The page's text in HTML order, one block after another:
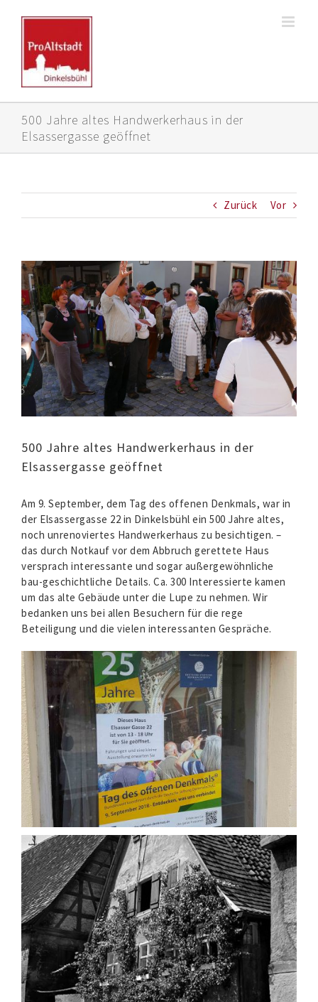
Inhalt
springen
500 Jahre altes Handwerkerhaus in der
Elsassergasse geöffnet
Zurück Vor
Zeige
grösseres
Bild
500 Jahre altes Handwerkerhaus in der
Elsassergasse geöffnet
Am 9. September, dem Tag des offenen Denkmals, war in
der Elsassergasse 22 in Dinkelsbühl ein 500 Jahre altes,
noch unrenoviertes Handwerkerhaus zu besichtigen. –
das durch Notkauf vor dem Abbruch gerettete Haus
versprach interessante und sogar außergewöhnliche
bau-geschichtliche Details. Ca. 300 Interessierte kamen
um das alte Gebäude unter die Lupe zu nehmen. Wir
bedanken uns bei allen Besuchern für die rege
Beteiligung und die vielen interessanten Gespräche.